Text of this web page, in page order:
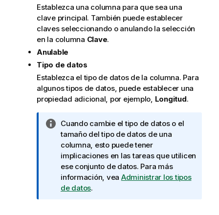
Establezca una columna para que sea una
clave principal. También puede establecer
claves seleccionando o anulando la selección
en la columna Clave.
Anulable
Tipo de datos
Establezca el tipo de datos de la columna. Para
algunos tipos de datos, puede establecer una
propiedad adicional, por ejemplo, Longitud.
N
o
t
a
i
n
f
Cuando cambie el tipo de datos o el
tamaño del tipo de datos de una
columna, esto puede tener
implicaciones en las tareas que utilicen
ese conjunto de datos. Para más
información, vea Administrar los tipos
de datos.